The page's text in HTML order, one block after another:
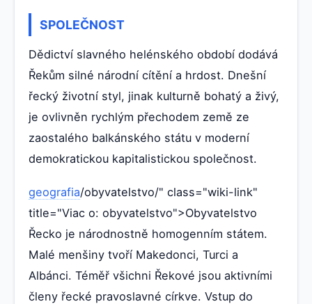
SPOLEČNOST
Dědictví slavného helénského období dodává
Řekům silné národní cítění a hrdost. Dnešní
řecký životní styl, jinak kulturně bohatý a živý,
je ovlivněn rychlým přechodem země ze
zaostalého balkánského státu v moderní
demokratickou kapitalistickou společnost.
geografia/obyvatelstvo/" class="wiki-link"
title="Viac o: obyvatelstvo">Obyvatelstvo
Řecko je národnostně homogenním státem.
Malé menšiny tvoří Makedonci, Turci a
Albánci. Téměř všichni Řekové jsou aktivními
členy řecké pravoslavné církve. Vstup do